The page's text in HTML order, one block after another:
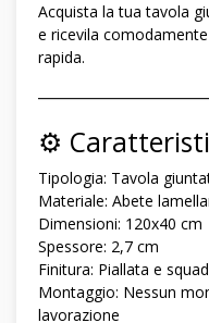
Acquista la tua tavola
e ricevila
rapida.
⚙️
Tipologia: Tavola
Materiale: Abete
Dimensioni: 120x40 cm
Spessore: 2,7 cm
Finitura: Piallata e
Montaggio: Nessun
lavorazione